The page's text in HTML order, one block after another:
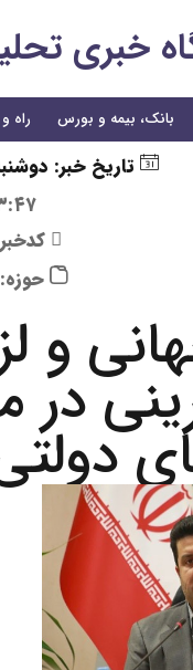
خبری
بانک، بیمه و بورس راه
تاریخ خبر: دوشنبه ۱
حوزه:
و
در